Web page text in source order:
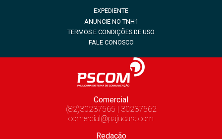
EXPEDIENTE
ANUNCIE NO TNH1
TERMOS E CONDIÇÕES DE USO
FALE CONOSCO
Comercial
(82)30237565 | 30237562
comercial@pajucara.com
Redação